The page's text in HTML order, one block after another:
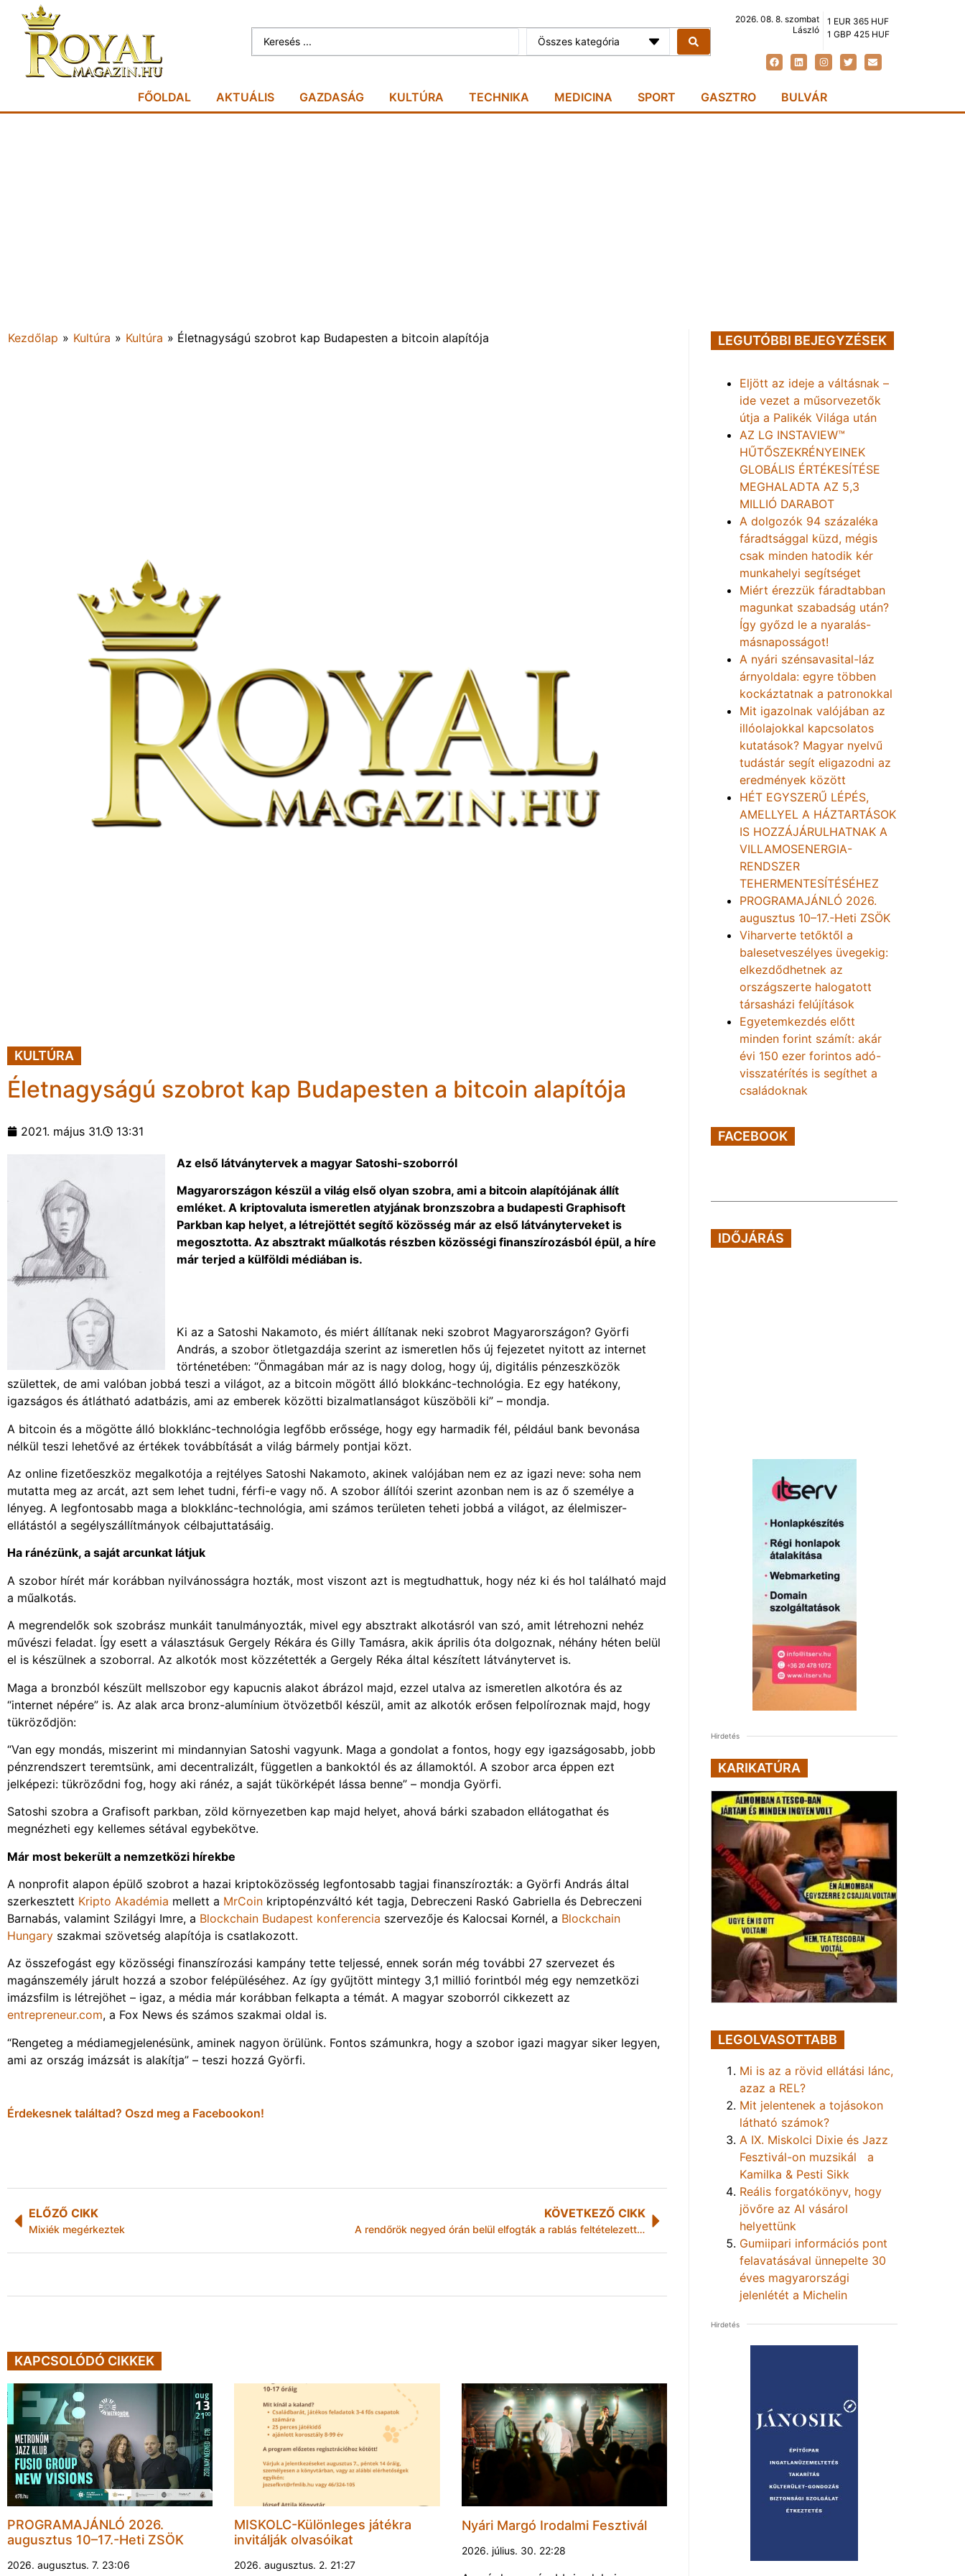
Összes kategória
2026. 08. 8. szombat
László
1 EUR 365 HUF
1 GBP 425 HUF
FŐOLDAL AKTUÁLIS GAZDASÁG KULTÚRA TECHNIKA MEDICINA SPORT GASZTRO BULVÁR
Kezdőlap » Kultúra » Kultúra » Életnagyságú szobrot kap Budapesten a bitcoin alapítója
KULTÚRA
Életnagyságú szobrot kap Budapesten a bitcoin alapítója
2021. május 31. 13:31
Az első látványtervek a magyar Satoshi-szoborról
Magyarországon készül a világ első olyan szobra, ami a bitcoin alapítójának állít
emléket. A kriptovaluta ismeretlen atyjának bronzszobra a budapesti Graphisoft
Parkban kap helyet, a létrejöttét segítő közösség már az első látványterveket is
megosztotta. Az absztrakt műalkotás részben közösségi finanszírozásból épül, a híre
már terjed a külföldi médiában is.
Ki az a Satoshi Nakamoto, és miért állítanak neki szobrot Magyarországon? Györfi
András, a szobor ötletgazdája szerint az ismeretlen hős új fejezetet nyitott az internet
történetében: “Önmagában már az is nagy dolog, hogy új, digitális pénzeszközök
születtek, de ami valóban jobbá teszi a világot, az a bitcoin mögött álló blokkánc-technológia. Ez egy hatékony,
igazságos és átlátható adatbázis, ami az emberek közötti bizalmatlanságot küszöböli ki” – mondja.
A bitcoin és a mögötte álló blokklánc-technológia legfőbb erőssége, hogy egy harmadik fél, például bank bevonása
nélkül teszi lehetővé az értékek továbbítását a világ bármely pontjai közt.
Az online fizetőeszköz megalkotója a rejtélyes Satoshi Nakamoto, akinek valójában nem ez az igazi neve: soha nem
mutatta meg az arcát, azt sem lehet tudni, férfi-e vagy nő. A szobor állítói szerint azonban nem is az ő személye a
lényeg. A legfontosabb maga a blokklánc-technológia, ami számos területen teheti jobbá a világot, az élelmiszer-
ellátástól a segélyszállítmányok célbajuttatásáig.
Ha ránézünk, a saját arcunkat látjuk
A szobor hírét már korábban nyilvánosságra hozták, most viszont azt is megtudhattuk, hogy néz ki és hol található majd
a műalkotás.
A megrendelők sok szobrász munkáit tanulmányozták, mivel egy absztrakt alkotásról van szó, amit létrehozni nehéz
művészi feladat. Így esett a választásuk Gergely Rékára és Gilly Tamásra, akik április óta dolgoznak, néhány héten belül
el is készülnek a szoborral. Az alkotók most közzétették a Gergely Réka által készített látványtervet is.
Maga a bronzból készült mellszobor egy kapucnis alakot ábrázol majd, ezzel utalva az ismeretlen alkotóra és az
“internet népére” is. Az alak arca bronz-alumínium ötvözetből készül, amit az alkotók erősen felpolíroznak majd, hogy
tükröződjön:
“Van egy mondás, miszerint mi mindannyian Satoshi vagyunk. Maga a gondolat a fontos, hogy egy igazságosabb, jobb
pénzrendszert teremtsünk, ami decentralizált, független a bankoktól és az államoktól. A szobor arca éppen ezt
jelképezi: tükröződni fog, hogy aki ránéz, a saját tükörképét lássa benne” – mondja Györfi.
Satoshi szobra a Grafisoft parkban, zöld környezetben kap majd helyet, ahová bárki szabadon ellátogathat és
megnézheti egy kellemes sétával egybekötve.
Már most bekerült a nemzetközi hírekbe
A nonprofit alapon épülő szobrot a hazai kriptoközösség legfontosabb tagjai finanszírozták: a Györfi András által
szerkesztett Kripto Akadémia mellett a MrCoin kriptopénzváltó két tagja, Debreczeni Raskó Gabriella és Debreczeni
Barnabás, valamint Szilágyi Imre, a Blockchain Budapest konferencia szervezője és Kalocsai Kornél, a Blockchain
Hungary szakmai szövetség alapítója is csatlakozott.
Az összefogást egy közösségi finanszírozási kampány tette teljessé, ennek során még további 27 szervezet és
magánszemély járult hozzá a szobor felépüléséhez. Az így gyűjtött mintegy 3,1 millió forintból még egy nemzetközi
imázsfilm is létrejöhet – igaz, a média már korábban felkapta a témát. A magyar szoborról cikkezett az
entrepreneur.com, a Fox News és számos szakmai oldal is.
“Rengeteg a médiamegjelenésünk, aminek nagyon örülünk. Fontos számunkra, hogy a szobor igazi magyar siker legyen,
ami az ország imázsát is alakítja” – teszi hozzá Györfi.
Érdekesnek találtad? Oszd meg a Facebookon!
ELŐZŐ CIKK
Mixiék megérkeztek
KÖVETKEZŐ CIKK
A rendőrök negyed órán belül elfogták a rablás feltételezett elkövetőit
KAPCSOLÓDÓ CIKKEK
PROGRAMAJÁNLÓ 2026.
augusztus 10–17.-Heti ZSÖK
2026. augusztus. 7. 23:06
MISKOLC-Különleges játékra
invitálják olvasóikat
2026. augusztus. 2. 21:27
Nyári Margó Irodalmi Fesztivál
2026. július. 30. 22:28
LEGUTÓBBI BEJEGYZÉSEK
Eljött az ideje a váltásnak –
ide vezet a műsorvezetők
útja a Palikék Világa után
AZ LG INSTAVIEW™
HŰTŐSZEKRÉNYEINEK
GLOBÁLIS ÉRTÉKESÍTÉSE
MEGHALADTA AZ 5,3
MILLIÓ DARABOT
A dolgozók 94 százaléka
fáradtsággal küzd, mégis
csak minden hatodik kér
munkahelyi segítséget
Miért érezzük fáradtabban
magunkat szabadság után?
Így győzd le a nyaralás-
másnaposságot!
A nyári szénsavasital-láz
árnyoldala: egyre többen
kockáztatnak a patronokkal
Mit igazolnak valójában az
illóolajokkal kapcsolatos
kutatások? Magyar nyelvű
tudástár segít eligazodni az
eredmények között
HÉT EGYSZERŰ LÉPÉS,
AMELLYEL A HÁZTARTÁSOK
IS HOZZÁJÁRULHATNAK A
VILLAMOSENERGIA-
RENDSZER
TEHERMENTESÍTÉSÉHEZ
PROGRAMAJÁNLÓ 2026.
augusztus 10–17.-Heti ZSÖK
Viharverte tetőktől a
balesetveszélyes üvegekig:
elkezdődhetnek az
országszerte halogatott
társasházi felújítások
Egyetemkezdés előtt
minden forint számít: akár
évi 150 ezer forintos adó-
visszatérítés is segíthet a
családoknak
FACEBOOK
IDŐJÁRÁS
Hirdetés
KARIKATÚRA
LEGOLVASOTTABB
Mi is az a rövid ellátási lánc,
azaz a REL?
Mit jelentenek a tojásokon
látható számok?
A IX. Miskolci Dixie és Jazz
Fesztivál-on muzsikál a
Kamilka & Pesti Sikk
Reális forgatókönyv, hogy
jövőre az AI vásárol
helyettünk
Gumiipari információs pont
felavatásával ünnepelte 30
éves magyarországi
jelenlétét a Michelin
Hirdetés